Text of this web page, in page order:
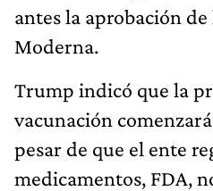
antes la aprobación
Moderna.
Trump indicó que la
vacunación
pesar de que el ente
medicamentos, FDA,